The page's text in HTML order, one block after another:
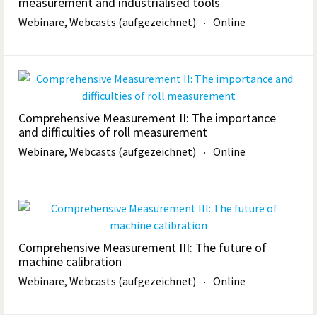
Webinare, Webcasts (aufgezeichnet) Online
Comprehensive Measurement II: The importance
and difficulties of roll measurement
Webinare, Webcasts (aufgezeichnet) Online
Comprehensive Measurement III: The future of
machine calibration
Webinare, Webcasts (aufgezeichnet) Online